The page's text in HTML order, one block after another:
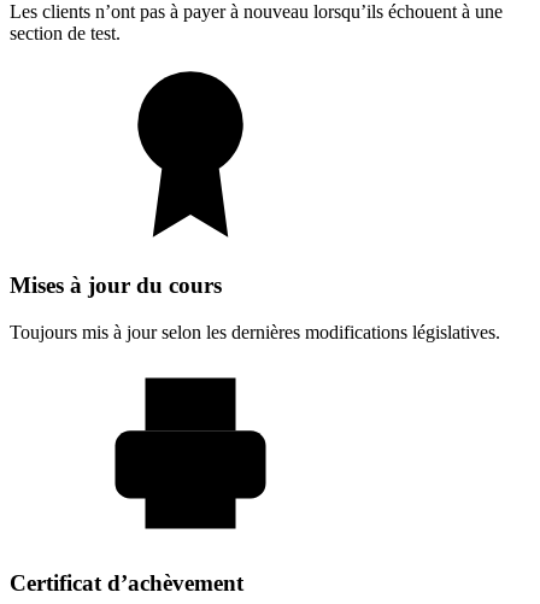
Les clients n’ont pas à payer à nouveau lorsqu’ils échouent à une
section de test.
Mises à jour du cours
Toujours mis à jour selon les dernières modifications législatives.
Certificat d’achèvement